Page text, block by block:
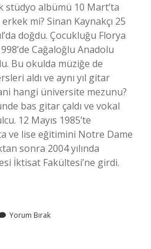
stüdyo albümü 10 Mart’ta
mi? Sinan Kaynakçı 25
doğdu. Çocukluğu Florya
Cağaloğlu Anadolu
Bu okulda müziğe de
aldı ve aynı yıl gitar
hangi üniversite mezunu?
bas gitar çaldı ve vokal
12 Mayıs 1985’te
ve lise eğitimini Notre Dame
sonra 2004 yılında
İktisat Fakültesi’ne girdi.
Yorum Bırak